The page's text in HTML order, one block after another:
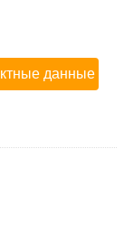
данные